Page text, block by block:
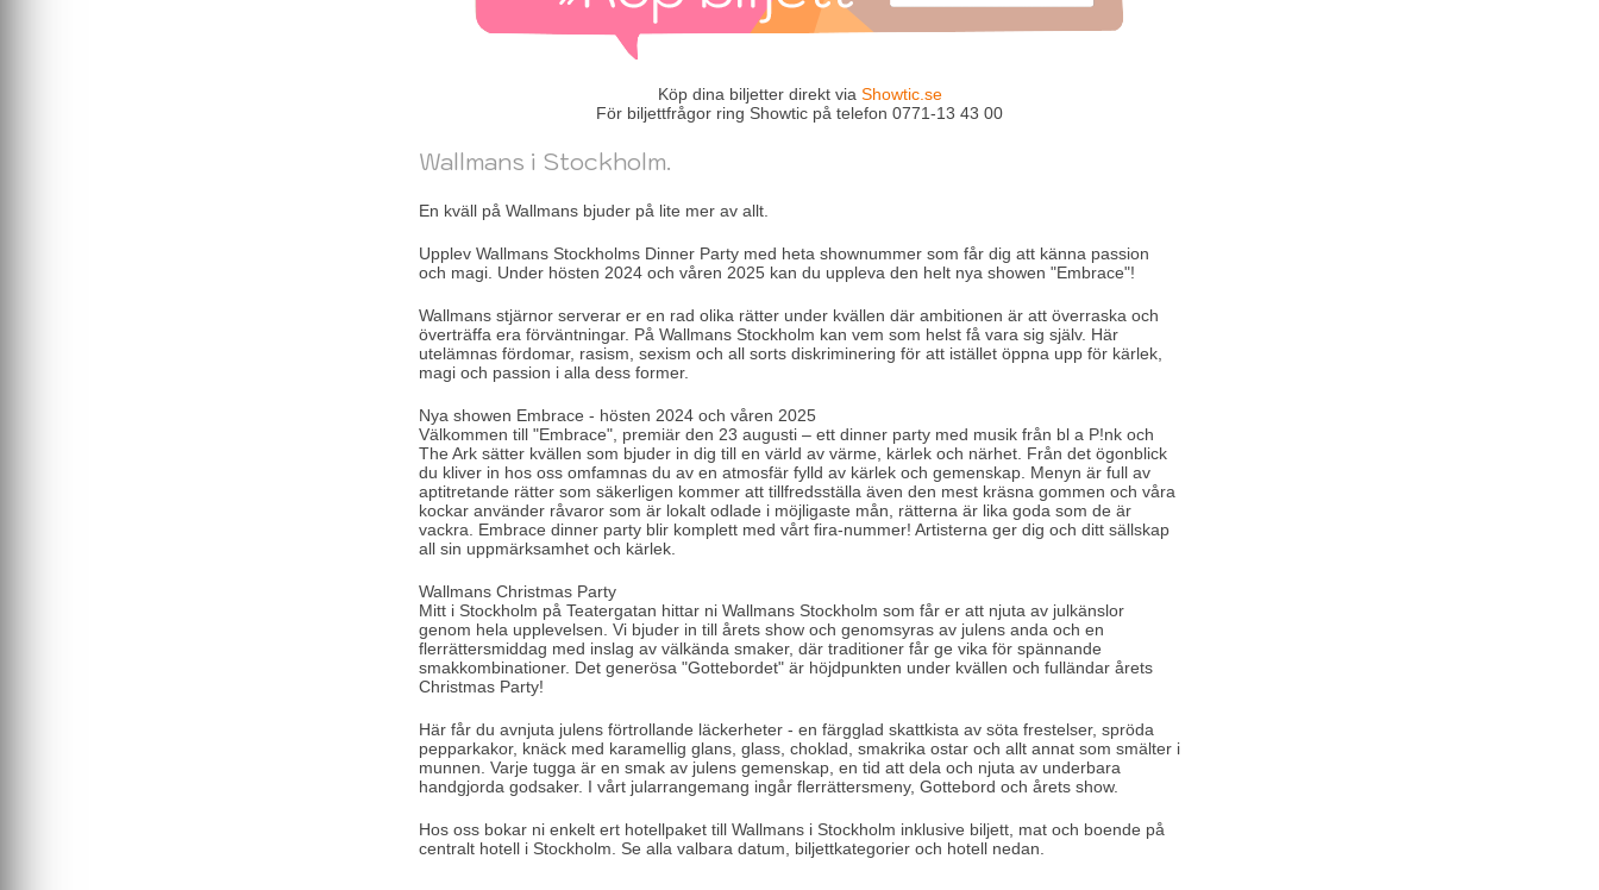
Köp dina biljetter direkt via Showtic.se
För biljettfrågor ring Showtic på telefon 0771-13 43 00
Wallmans i Stockholm.
En kväll på Wallmans bjuder på lite mer av allt.
Upplev Wallmans Stockholms Dinner Party med heta shownummer som får dig att känna passion
och magi. Under hösten 2024 och våren 2025 kan du uppleva den helt nya showen "Embrace"!
Wallmans stjärnor serverar er en rad olika rätter under kvällen där ambitionen är att överraska och
överträffa era förväntningar. På Wallmans Stockholm kan vem som helst få vara sig själv. Här
utelämnas fördomar, rasism, sexism och all sorts diskriminering för att istället öppna upp för kärlek,
magi och passion i alla dess former.
Nya showen Embrace - hösten 2024 och våren 2025
Välkommen till "Embrace", premiär den 23 augusti – ett dinner party med musik från bl a P!nk och
The Ark sätter kvällen som bjuder in dig till en värld av värme, kärlek och närhet. Från det ögonblick
du kliver in hos oss omfamnas du av en atmosfär fylld av kärlek och gemenskap. Menyn är full av
aptitretande rätter som säkerligen kommer att tillfredsställa även den mest kräsna gommen och våra
kockar använder råvaror som är lokalt odlade i möjligaste mån, rätterna är lika goda som de är
vackra. Embrace dinner party blir komplett med vårt fira-nummer! Artisterna ger dig och ditt sällskap
all sin uppmärksamhet och kärlek.
Wallmans Christmas Party
Mitt i Stockholm på Teatergatan hittar ni Wallmans Stockholm som får er att njuta av julkänslor
genom hela upplevelsen. Vi bjuder in till årets show och genomsyras av julens anda och en
flerrättersmiddag med inslag av välkända smaker, där traditioner får ge vika för spännande
smakkombinationer. Det generösa "Gottebordet" är höjdpunkten under kvällen och fulländar årets
Christmas Party!
Här får du avnjuta julens förtrollande läckerheter - en färgglad skattkista av söta frestelser, spröda
pepparkakor, knäck med karamellig glans, glass, choklad, smakrika ostar och allt annat som smälter i
munnen. Varje tugga är en smak av julens gemenskap, en tid att dela och njuta av underbara
handgjorda godsaker. I vårt jularrangemang ingår flerrättersmeny, Gottebord och årets show.
Hos oss bokar ni enkelt ert hotellpaket till Wallmans i Stockholm inklusive biljett, mat och boende på
centralt hotell i Stockholm. Se alla valbara datum, biljettkategorier och hotell nedan.